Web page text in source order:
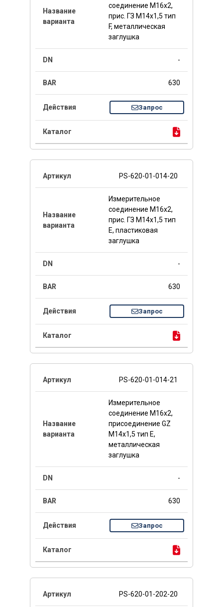
соединение M16x2,
прис. ГЗ M14x1,5 тип
F, металлическая
заглушка
-
630
Запрос
PS-620-01-014-20
Измерительное
соединение M16x2,
прис. ГЗ M14x1,5 тип
E, пластиковая
заглушка
-
630
Запрос
PS-620-01-014-21
Измерительное
соединение M16x2,
присоединение GZ
M14x1,5 тип E,
металлическая
заглушка
-
630
Запрос
PS-620-01-202-20